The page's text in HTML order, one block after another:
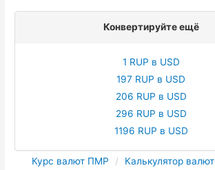
Конвертируйте ещё
1 RUP в USD
197 RUP в USD
206 RUP в USD
296 RUP в USD
1196 RUP в USD
Курс валют ПМР
Калькулятор валют